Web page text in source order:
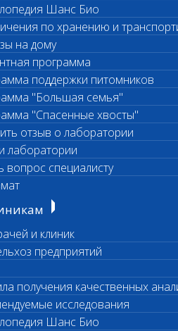
Шанс Био
по хранению и
на дому
программа
поддержки питомников
"Большая семья"
"Спасенные хвосты"
отзыв о лаборатории
лаборатории
вопрос специалисту
и клиник
предприятий
получения качественных
исследования
Шанс Био